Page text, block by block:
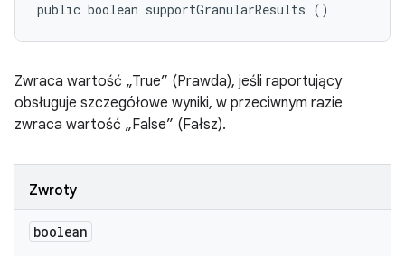
public boolean supportGranularResults ()
Zwraca wartość „True” (Prawda), jeśli raportujący
obsługuje szczegółowe wyniki, w przeciwnym razie
zwraca wartość „False” (Fałsz).
Zwroty
boolean